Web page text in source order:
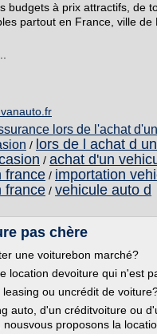
budgets à prix attractifs, de
partout en France, ville de
lors de l'achat d'un
/ lors de l achat d un
/ achat d'un
france / importation
france / vehicule auto d
pas chère
une voiturebon marché?
location devoiture qui n'est
ou uncrédit de
auto, d'un créditvoiture ou
proposons la